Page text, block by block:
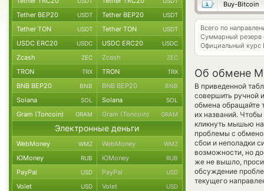
Buy-Bitcoin
Всего по
Суммарный резерв
Официальный курс
Об обмене
В приведенной
совершить ручной
обмена обращайте
их названий.
кликнуть мышью
проблемы с
сбои и неполадки
возможности, но
же не вышло,
обсуждение
текущего
Tether BEP20 USDT Tether BEP20 USDT
Tether TON USDT Tether TON USDT
USDC ERC20 USDC USDC ERC20 USDC
Zcash ZEC Zcash ZEC
TRON TRX TRON TRX
BNB BEP20 BNB BNB BEP20 BNB
Solana SOL Solana SOL
Gram (Toncoin) GRAM Gram (Toncoin) GRAM
Электронные деньги
WebMoney WMZ WebMoney WMZ
ЮMoney RUB ЮMoney RUB
PayPal USD PayPal USD
Volet USD Volet USD